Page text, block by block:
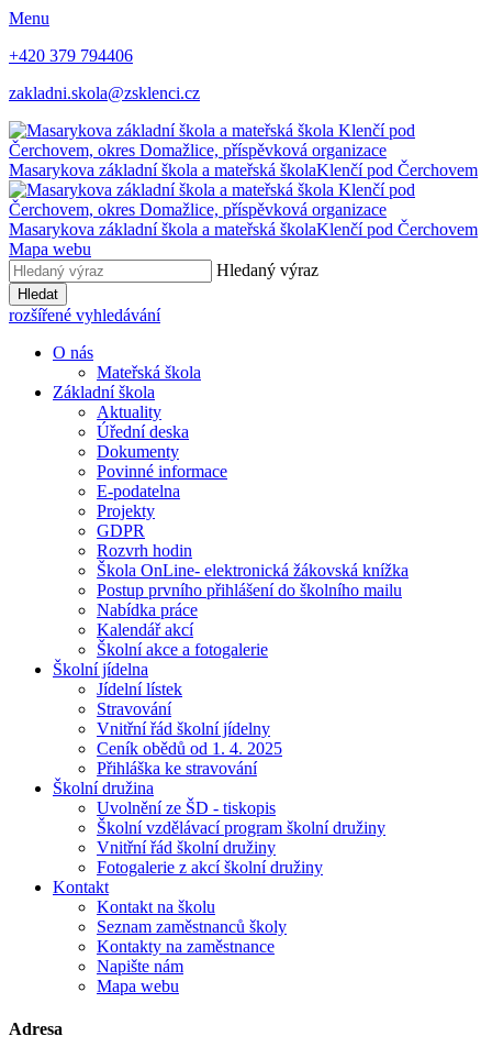
Menu
+420 379 794406
zakladni.skola@zsklenci.cz
Masarykova základní škola a mateřská školaKlenčí pod Čerchovem
Masarykova základní škola a mateřská školaKlenčí pod Čerchovem
Mapa webu
Hledaný výraz
Hledat
rozšířené vyhledávání
O nás
Mateřská škola
Základní škola
Aktuality
Úřední deska
Dokumenty
Povinné informace
E-podatelna
Projekty
GDPR
Rozvrh hodin
Škola OnLine- elektronická žákovská knížka
Postup prvního přihlášení do školního mailu
Nabídka práce
Kalendář akcí
Školní akce a fotogalerie
Školní jídelna
Jídelní lístek
Stravování
Vnitřní řád školní jídelny
Ceník obědů od 1. 4. 2025
Přihláška ke stravování
Školní družina
Uvolnění ze ŠD - tiskopis
Školní vzdělávací program školní družiny
Vnitřní řád školní družiny
Fotogalerie z akcí školní družiny
Kontakt
Kontakt na školu
Seznam zaměstnanců školy
Kontakty na zaměstnance
Napište nám
Mapa webu
Adresa